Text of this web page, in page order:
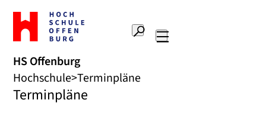
Zur
Startseite
Hochschule
Offenburg
Suche
HS Offenburg
Hochschule Terminpläne
Terminpläne